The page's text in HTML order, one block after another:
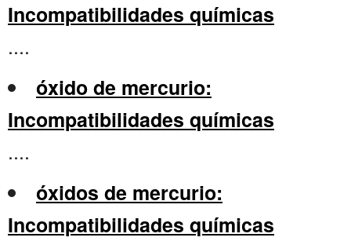
Incompatibilidades químicas
....
óxido de mercurio:
Incompatibilidades químicas
....
óxidos de mercurio:
Incompatibilidades químicas